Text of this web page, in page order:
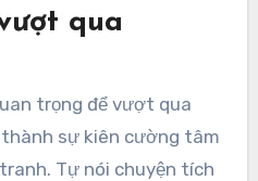
qua
trọng để vượt qua
sự kiên cường tâm
Tự nói chuyện tích